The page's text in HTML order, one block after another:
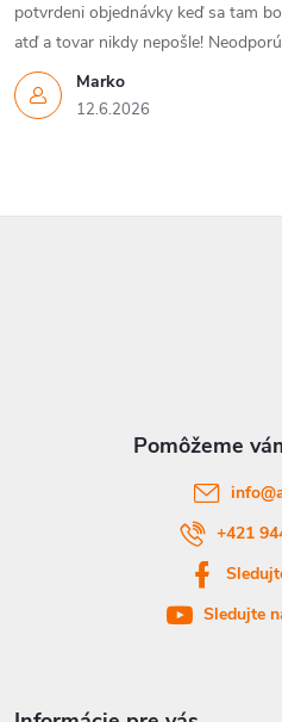
Marko
12.6.2026
potvrdeni objednávky keď sa tam
atď a tovar nikdy nepošle!
info@
+421
Sledujte